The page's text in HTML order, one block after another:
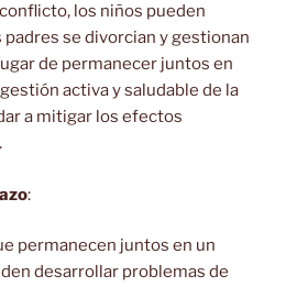
los niños pueden
se divorcian y gestionan
de permanecer juntos en
activa y saludable de la
a mitigar los efectos
:
permanecen juntos en un
desarrollar problemas de